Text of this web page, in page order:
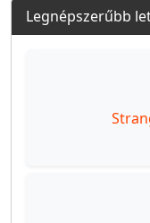
Legnépszerűbb